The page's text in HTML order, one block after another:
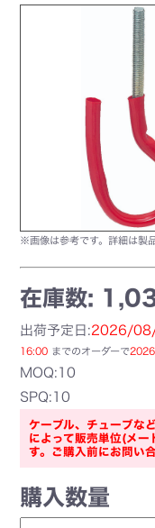
※画像は参考です。詳細は製
在庫数:
出荷予定日:2026/
16:00 までのオーダーで
MOQ:10
SPQ:10
ケーブル、チューブな
によって販売単位(メー
す。ご購入前にお問い
購入数量